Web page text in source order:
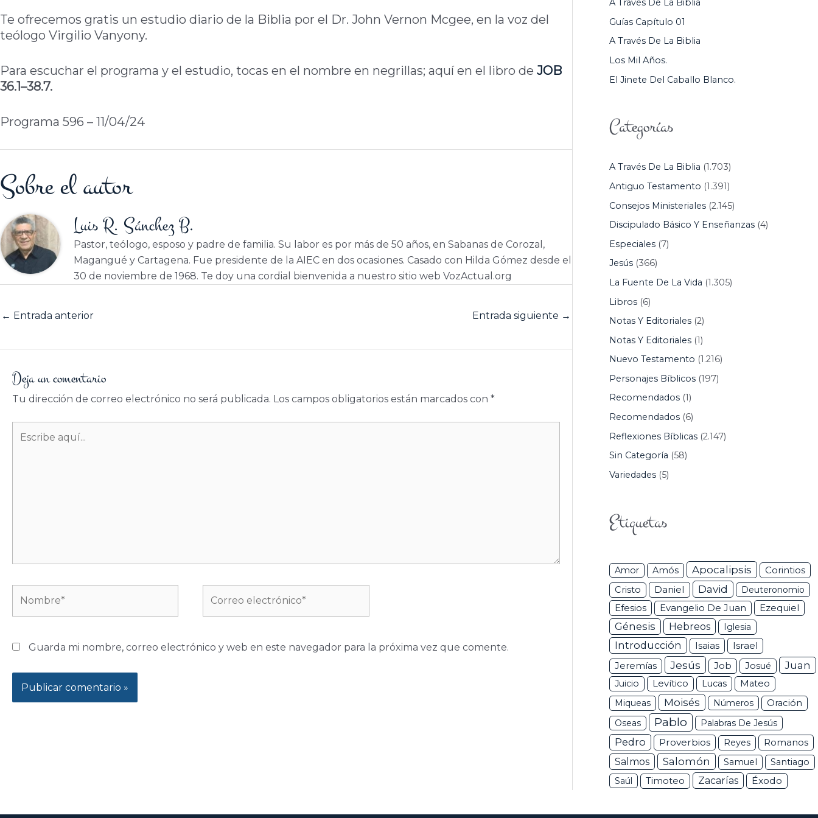
Te ofrecemos gratis un estudio diario de la Biblia por el Dr. John Vernon Mcgee, en la voz del
teólogo Virgilio Vanyony.
Para escuchar el programa y el estudio, tocas en el nombre en negrillas; aquí en el libro de JOB
36.1–38.7.
Programa 596 – 11/04/24
Sobre el autor
Luis R. Sánchez B.
Pastor, teólogo, esposo y padre de familia. Su labor es por más de 50 años, en Sabanas de Corozal,
Magangué y Cartagena. Fue presidente de la AIEC en dos ocasiones. Casado con Hilda Gómez desde el
30 de noviembre de 1968. Te doy una cordial bienvenida a nuestro sitio web VozActual.org
← Entrada anterior Entrada siguiente →
Deja un comentario
Tu dirección de correo electrónico no será publicada. Los campos obligatorios están marcados con *
aquí...
electrónico*
Guarda mi nombre, correo electrónico y web en este navegador para la próxima vez que comente.
R
:
A Través De La Biblia
Guías Capítulo 01
A Través De La Biblia
Los Mil Años.
El Jinete Del Caballo Blanco.
Categorías
A Través De La Biblia (1.703)
Antiguo Testamento (1.391)
Consejos Ministeriales(2.145)
Discipulado Básico Y Enseñanzas(4)
Especiales(7)
Jesús(366)
La Fuente De La Vida (1.305)
Libros(6)
Notas Y Editoriales(2)
Notas Y Editoriales(1)
Nuevo Testamento (1.216)
Personajes Bíblicos(197)
Recomendados(1)
Recomendados(6)
Reflexiones Bíblicas(2.147)
Sin Categoría (58)
Variedades(5)
Etiquetas
Amor Amós Apocalipsis Corintios
Cristo Daniel David Deuteronomio
Efesios Evangelio De Juan Ezequiel
Génesis Hebreos Iglesia
Introducción Isaias Israel
Jeremías Jesús Job Josué Juan
Juicio Levítico Lucas
Mateo
Miqueas
Moisés Números
Oración
Oseas
Pablo Palabras De Jesús
Pedro Proverbios Reyes
Romanos
Salmos
Salomón Samuel
Santiago
Saúl
Timoteo Zacarías Éxodo